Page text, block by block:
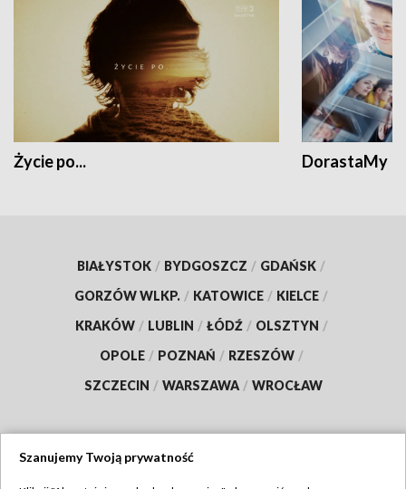
Życie po... DorastaMy
BIAŁYSTOK / BYDGOSZCZ / GDAŃSK /
GORZÓW WLKP. / KATOWICE / KIELCE /
KRAKÓW / LUBLIN / ŁÓDŹ / OLSZTYN /
OPOLE / POZNAŃ / RZESZÓW /
SZCZECIN / WARSZAWA / WROCŁAW
Szanujemy Twoją prywatność